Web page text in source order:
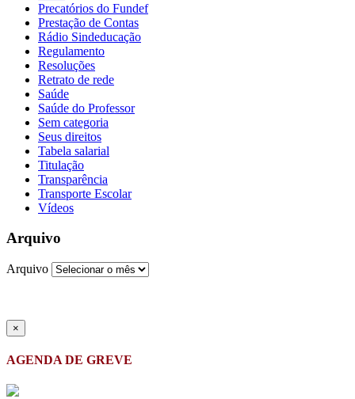
Precatórios do Fundef
Prestação de Contas
Rádio Sindeducação
Regulamento
Resoluções
Retrato de rede
Saúde
Saúde do Professor
Sem categoria
Seus direitos
Tabela salarial
Titulação
Transparência
Transporte Escolar
Vídeos
Arquivo
Arquivo
×
AGENDA DE GREVE